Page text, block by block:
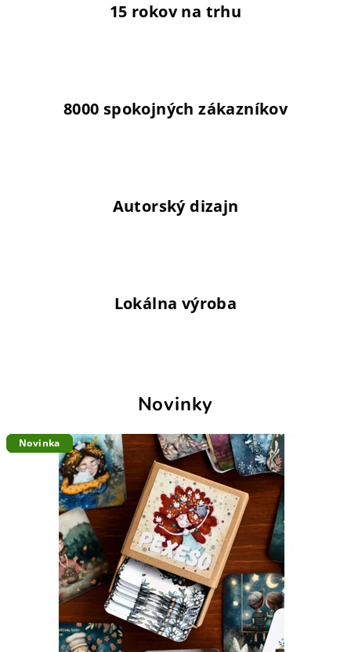
15 rokov na trhu
8000 spokojných zákazníkov
Autorský dizajn
Lokálna výroba
Novinky
Novinka
Novinka
Novinka